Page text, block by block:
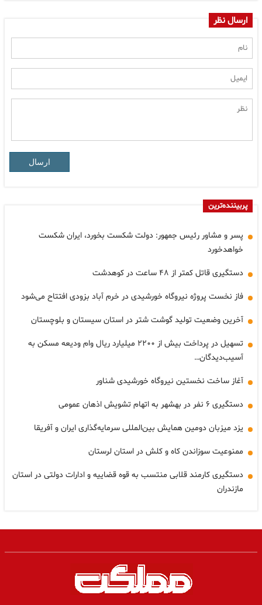
ارسال نظر
ارسال
پربیننده‌ترین
پسر و مشاور رئیس جمهور: دولت شکست بخورد، ایران شکست
خواهدخورد
دستگیری قاتل کمتر از ۴۸ ساعت در کوهدشت
فاز نخست پروژه نیروگاه خورشیدی در خرم آباد بزودی افتتاح می‌شود
آخرین وضعیت تولید گوشت شتر در استان سیستان و بلوچستان
تسهیل در پرداخت بیش از ۲۲۰۰ میلیارد ریال وام ودیعه مسکن به
آسیب‌دیدگان…
آغاز ساخت نخستین نیروگاه خورشیدی شناور
دستگیری ۶ نفر در بهشهر به اتهام تشویش اذهان عمومی
یزد میزبان دومین همایش بین‌المللی سرمایه‌گذاری ایران و آفریقا
ممنوعیت سوزاندن کاه و کلش در استان لرستان
دستگیری کارمند قلابی منتسب به قوه قضاییه و ادارات دولتی در استان
مازندران